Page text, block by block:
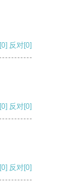
[0] 反对[0]
[0] 反对[0]
[0] 反对[0]